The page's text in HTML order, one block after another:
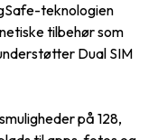
teknologien
tilbehør som
Dual SIM
på 128,